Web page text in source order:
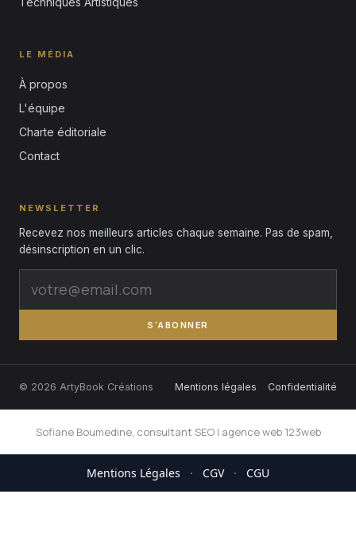
LE MÉDIA
À propos
L'équipe
Charte éditoriale
Contact
NEWSLETTER
Recevez nos meilleurs articles chaque semaine. Pas de spam,
désinscription en un clic.
S'ABONNER
© 2026 ArtyBook Créations Mentions légales Confidentialité
Sofiane Boumedine, consultant SEO| agence web 123web
Mentions Légales · CGV · CGU